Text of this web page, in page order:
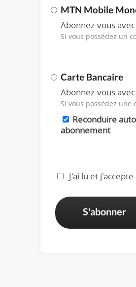
MTN Mobile
Abonnez-vous
Si vous possédez un
Carte Bancaire
Abonnez-vous
Si vous possédez une
Reconduire
abonnement
J'ai lu et j'accepte
S'abonner